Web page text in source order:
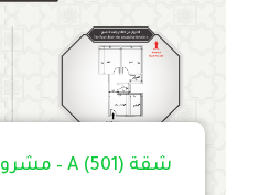
شقة A (501) – مشروع برج الظاهرة